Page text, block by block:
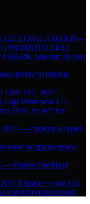
122 STAGE 3 ОБЗОР—
TEST
SR-RR доводят до ума
BMW S1000RR
1200 TFC 2027
Primavera 125
2026: не всё так
2027 — премиум серия
подразделение
— Harley-Davidson
XSpace — для тех,
в мотопутешествии!